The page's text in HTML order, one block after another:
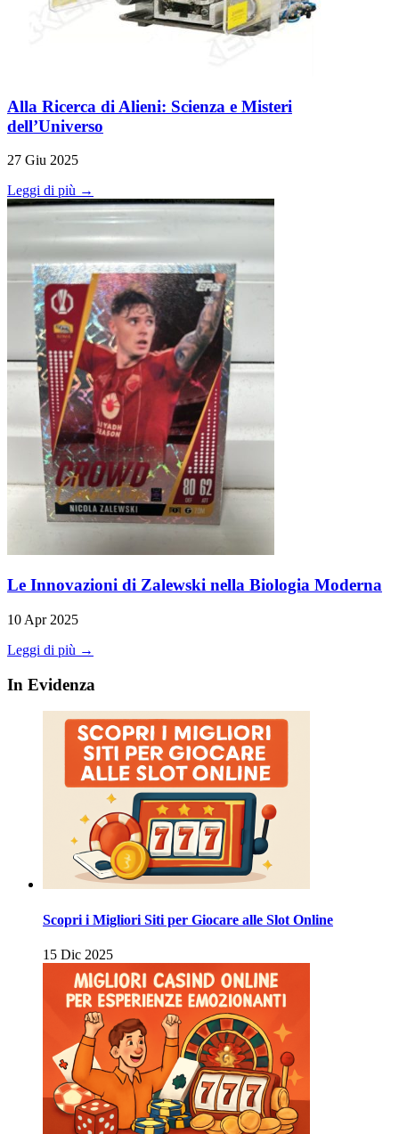
Alla Ricerca di Alieni: Scienza e Misteri
dell’Universo
27 Giu 2025
Leggi di più →
Le Innovazioni di Zalewski nella Biologia Moderna
10 Apr 2025
Leggi di più →
In Evidenza
Scopri i Migliori Siti per Giocare alle Slot Online
15 Dic 2025